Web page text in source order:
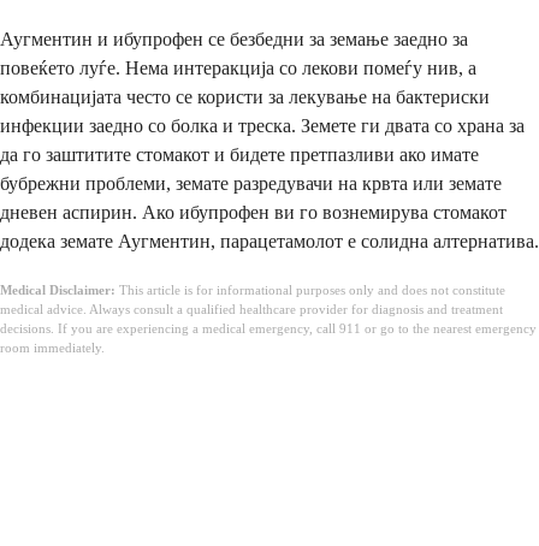
Аугментин и ибупрофен се безбедни за земање заедно за
повеќето луѓе. Нема интеракција со лекови помеѓу нив, а
комбинацијата често се користи за лекување на бактериски
инфекции заедно со болка и треска. Земете ги двата со храна за
да го заштитите стомакот и бидете претпазливи ако имате
бубрежни проблеми, земате разредувачи на крвта или земате
дневен аспирин. Ако ибупрофен ви го вознемирува стомакот
додека земате Аугментин, парацетамолот е солидна алтернатива.
Medical Disclaimer: This article is for informational purposes only and does not constitute
medical advice. Always consult a qualified healthcare provider for diagnosis and treatment
decisions. If you are experiencing a medical emergency, call 911 or go to the nearest emergency
room immediately.